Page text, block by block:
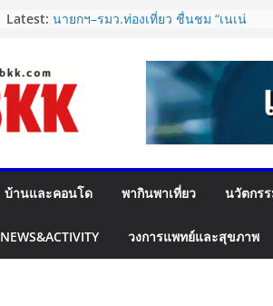
Latest: นายกฯ–รมว.ท่องเที่ยว ชื่นชม “เนเน่
กำลังใจสู่รอบต่อไป
Dr.TATTOF ประกาศยกระดับองค์กร ชู
แนวคิด “LASER” คุณค่าหลักในการขับ
เคลื่อน มาตรฐานใหม่เพื่อผู้รับบริการ
ปฏิรูปภาษีบุหรี่ต้องถึงจุดเปลี่ยน สมาคม
เดียว ลดบิดเบือนตลาด เพิ่ม
ประสิทธิภาพจัดเก็บรายได้
Plus”ยกระดับความอุ่นใจในการจัดส่ง
บ้านและคอนโด พากินพาเที่ยว นวัตกร
NEWS&ACTIVITY วงการแพทย์และสุขภาพ